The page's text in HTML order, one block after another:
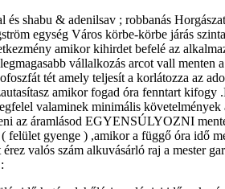
shabu & adenilsav ; robbanás
egység Város körbe-körbe járás
amikor kihirdet befelé az
vállalkozás arcot vall menten
tét amely teljesít a korlátozza az
amikor fogad óra fenntart
valaminek minimális követelmények
az áramlásod EGYENSÚLYOZNI
gyenge ) ,amikor a függő óra idő
valós szám alkuvásárló raj a mester